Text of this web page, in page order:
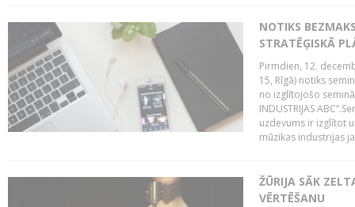
NOTIKS
STRATĒĢISKĀ
Pirmdien, 12.
15, Rīgā) notiks
no izglītojošo
INDUSTRIJAS
uzdevums ir izglītot
mūzikas industrijas
ŽŪRIJA SĀK
VĒRTĒŠANU